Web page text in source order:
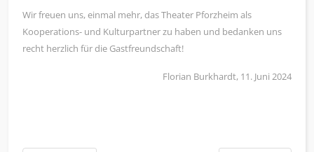
Wir freuen uns, einmal mehr, das Theater Pforzheim als
Kooperations- und Kulturpartner zu haben und bedanken uns
recht herzlich für die Gastfreundschaft!
Florian Burkhardt, 11. Juni 2024